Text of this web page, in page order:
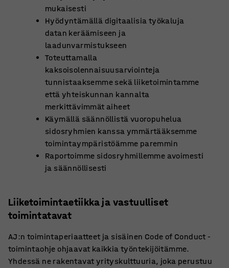
mukaisesti
Hyödyntämällä digitaalisia työkaluja
datan keräämiseen ja
laadunvarmistukseen
Toteuttamalla
kaksoisolennaisuusarviointeja
tunnistaaksemme sekä liiketoimintamme
että yhteiskunnan kannalta
merkittävimmät aiheet
Käymällä säännöllistä vuoropuhelua
sidosryhmien kanssa ymmärtääksemme
toimintaympäristöämme paremmin
Raportoimme sidosryhmillemme avoimesti
ja säännöllisesti
Liiketoimintaetiikka ja vastuulliset
toimintatavat
AJ:n toimintaperiaatteet ja sisäinen Code of Conduct -
toimintaohje ohjaavat kaikkia työntekijöitämme.
Yhdessä ne rakentavat yrityskulttuuria, joka perustuu